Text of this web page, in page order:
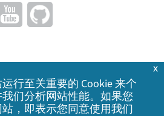
策 | 法律声明 | 网站地图
行至关重要的 Cookie 来个
们分析网站性能。如果您
，即表示您同意使用我们
x